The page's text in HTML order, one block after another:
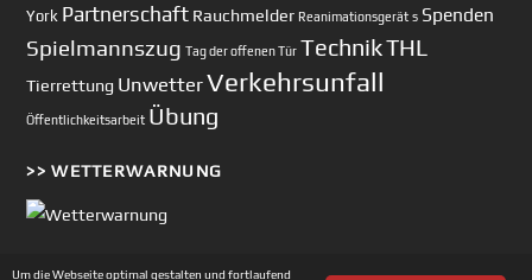
York Partnerschaft Rauchmelder Reanimationsgerät s Spenden
Spielmannszug Tag der offenen Tür TechnikTHL
Tierrettung UnwetterVerkehrsunfall
Öffentlichkeitsarbeit Übung
>> WETTERWARNUNG
Um die Webseite optimal gestalten und fortlaufend